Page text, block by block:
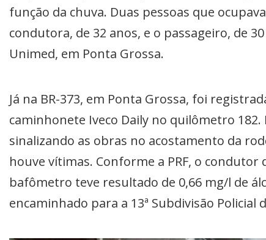
função da chuva. Duas pessoas que
condutora, de 32 anos, e o passageiro, de
Unimed, em Ponta Grossa.
Já na BR-373, em Ponta Grossa, foi
caminhonete Iveco Daily no quilômetro 182.
sinalizando as obras no acostamento da
houve vítimas. Conforme a PRF, o
bafômetro teve resultado de 0,66 mg/l de
encaminhado para a 13ª Subdivisão Policial